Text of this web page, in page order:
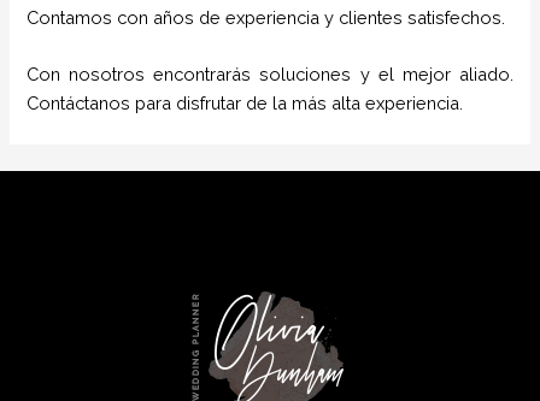
Contamos con años de experiencia y clientes satisfechos.
Con nosotros encontrarás soluciones y el mejor aliado.
Contáctanos para disfrutar de la más alta experiencia.